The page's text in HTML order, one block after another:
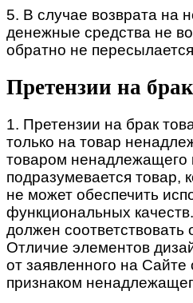
5. В случае возврата на
денежные средства не
обратно не
Претензии на
1. Претензии на брак
только на товар
товаром ненадлежащего
подразумевается товар,
не может обеспечить
функциональных
должен
Отличие элементов
от заявленного на Сайте
признаком